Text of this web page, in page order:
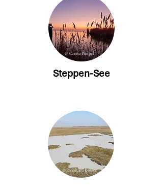
© Carina Pimpel
Steppen-See
© Bernhard Kohler